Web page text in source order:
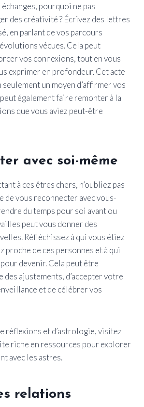
pourquoi ne pas
des créativité ? Écrivez des lettres
en parlant de vos parcours
vécues. Cela peut
vos connexions, tout en vous
exprimer en profondeur. Cet acte
seulement un moyen d’affirmer vos
également faire remonter à la
que vous aviez peut-être
avec soi-même
à ces êtres chers, n’oubliez pas
de vous reconnecter avec vous-
du temps pour soi avant ou
peut vous donner des
Réfléchissez à qui vous étiez
proche de ces personnes et à qui
devenir. Cela peut être
des ajustements, d’accepter votre
et de célébrer vos
réflexions et d’astrologie, visitez
riche en ressources pour explorer
avec les astres.
relations